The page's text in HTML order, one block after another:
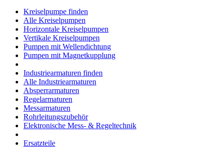
Kreiselpumpe finden
Alle Kreiselpumpen
Horizontale Kreiselpumpen
Vertikale Kreiselpumpen
Pumpen mit Wellendichtung
Pumpen mit Magnetkupplung
Industriearmaturen finden
Alle Industriearmaturen
Absperrarmaturen
Regelarmaturen
Messarmaturen
Rohrleitungszubehör
Elektronische Mess- & Regeltechnik
Ersatzteile